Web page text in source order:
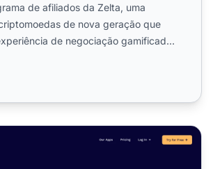
de afiliados da Zelta, uma
de nova geração que
de negociação gamificada.
ClickFunnels